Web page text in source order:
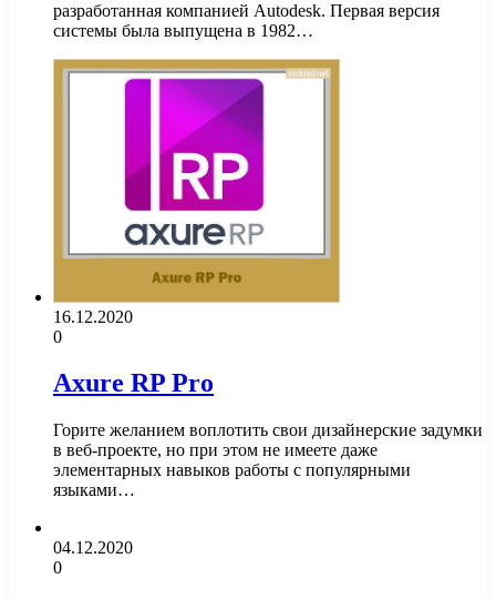
разработанная компанией Autodesk. Первая версия
системы была выпущена в 1982…
16.12.2020
0
Axure RP Pro
Горите желанием воплотить свои дизайнерские задумки
в веб-проекте, но при этом не имеете даже
элементарных навыков работы с популярными
языками…
04.12.2020
0